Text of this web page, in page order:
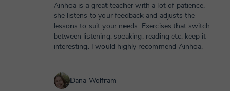
Ainhoa is a great teacher with a lot of patience,
she listens to your feedback and adjusts the
lessons to suit your needs. Exercises that switch
between listening, speaking, reading etc. keep it
interesting. I would highly recommend Ainhoa.
Dana Wolfram